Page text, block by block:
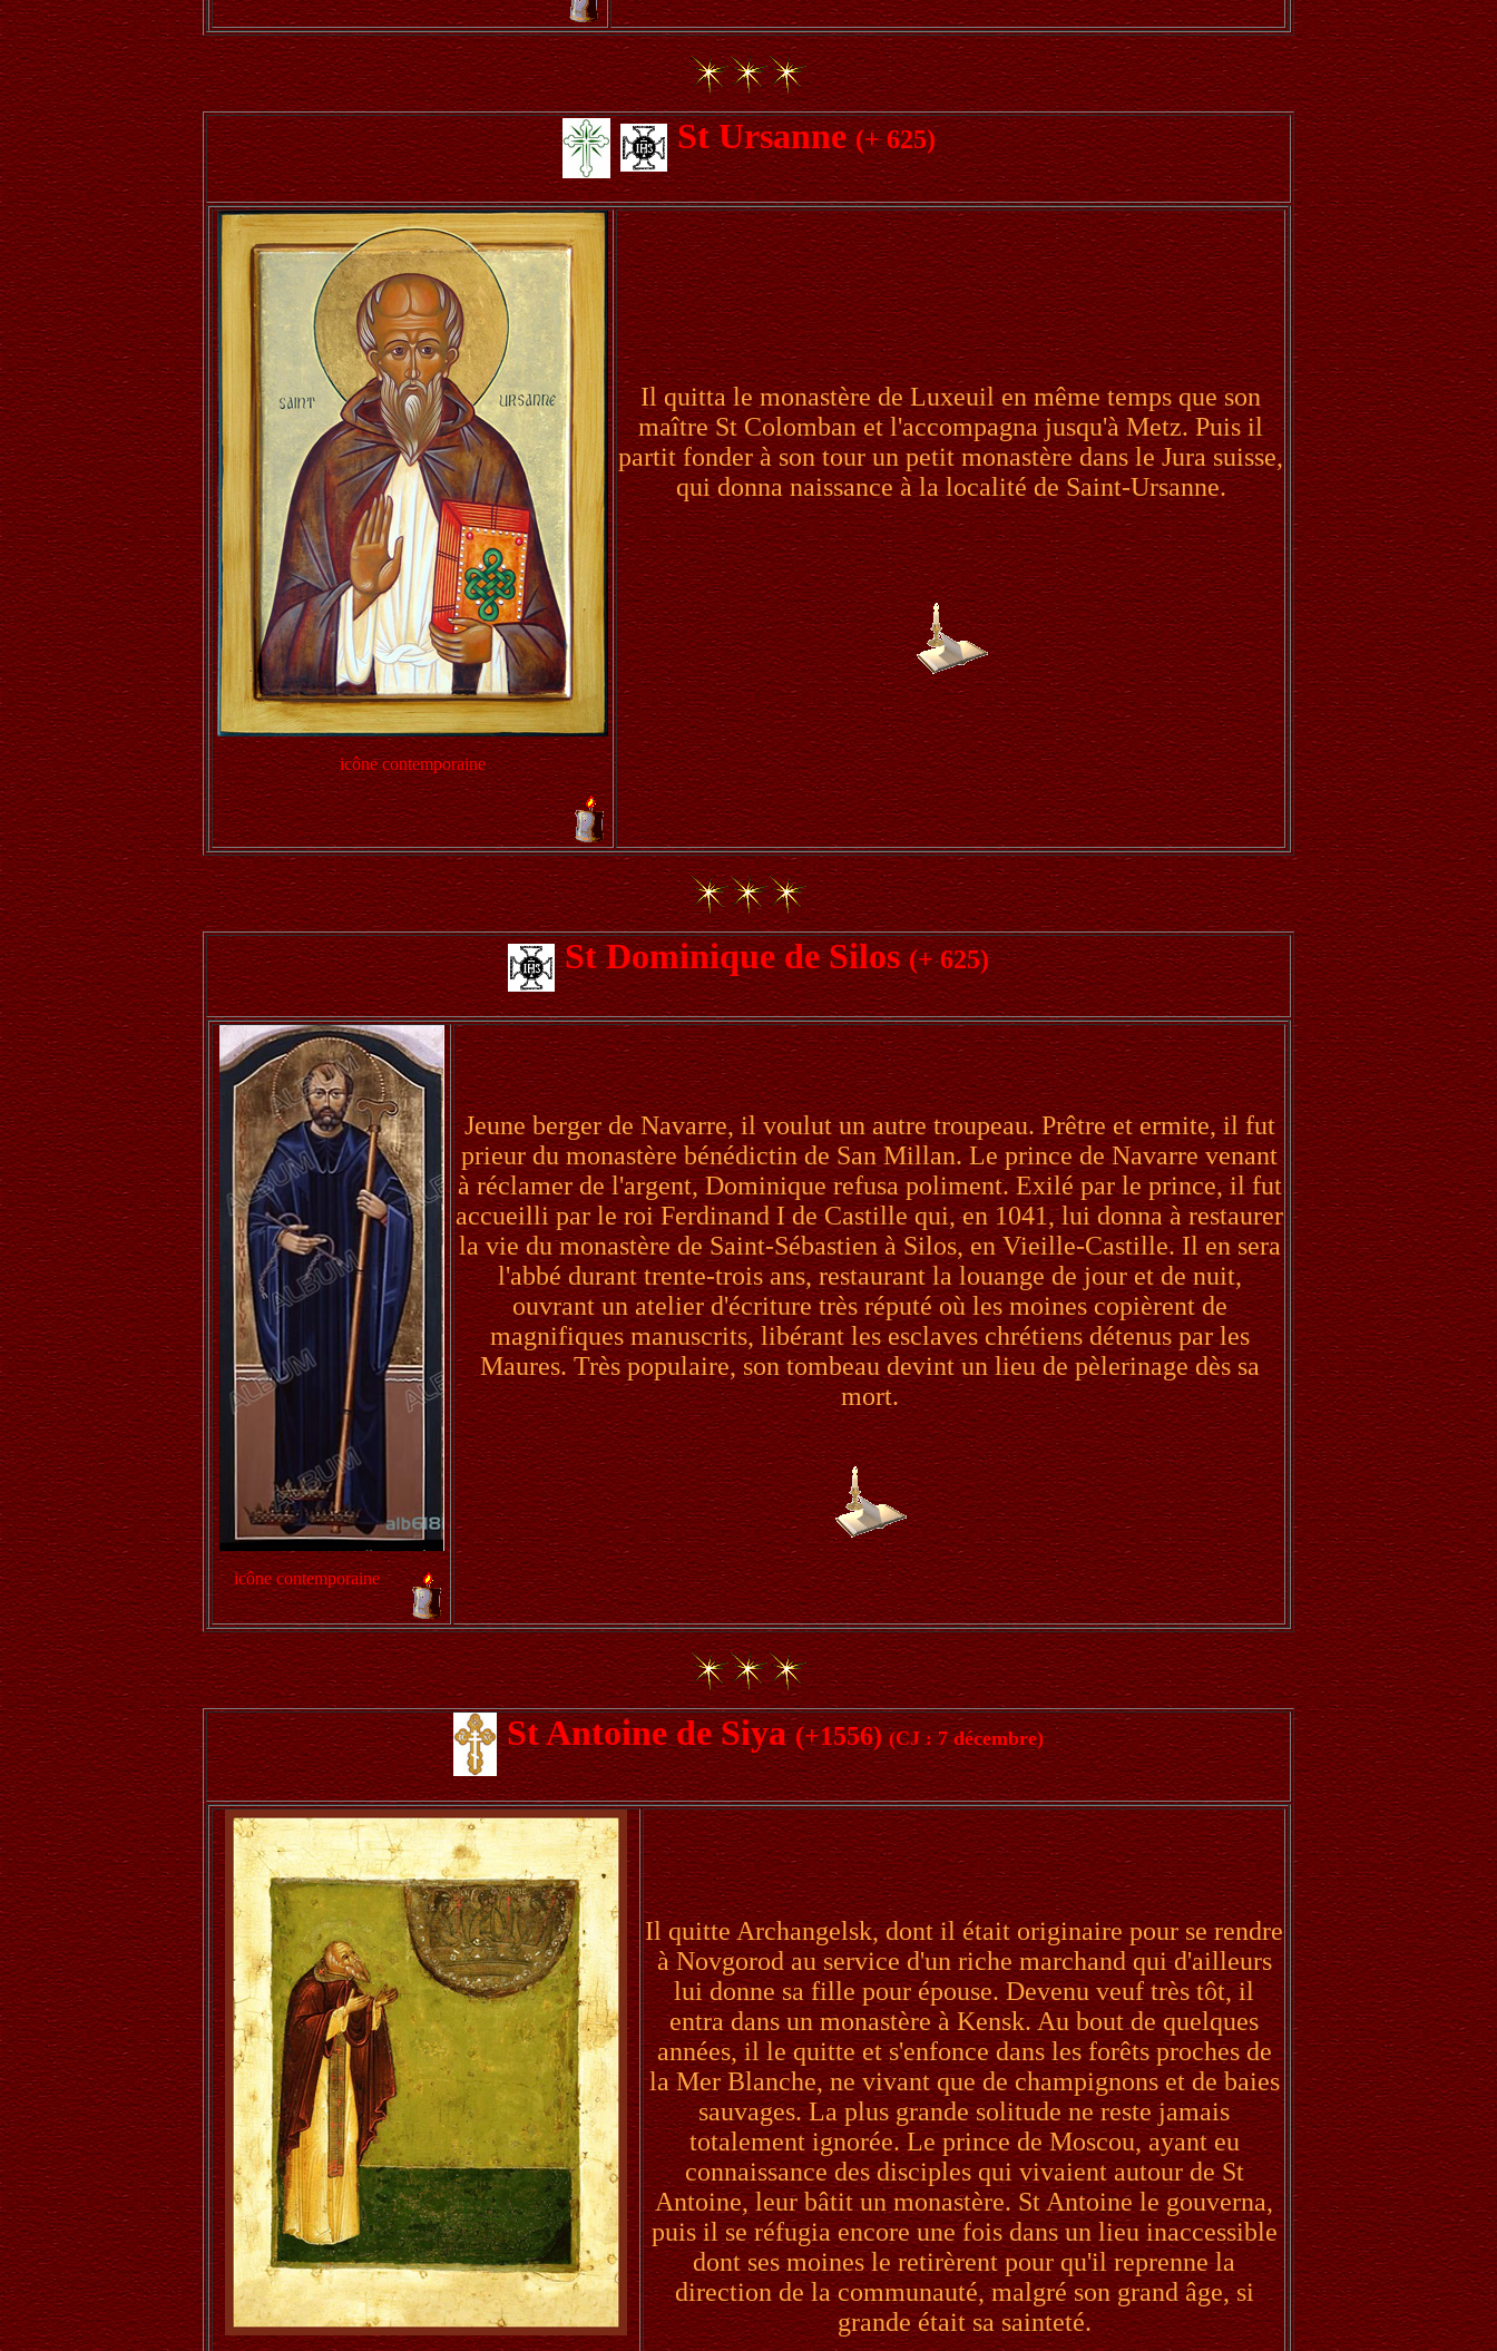
St Ursanne(+ 625)
icône contemporaine
Il quitta le monastère de Luxeuil en même temps que son
maître St Colomban et l'accompagna jusqu'à Metz. Puis il
partit fonder à son tour un petit monastère dans le Jura suisse,
qui donna naissance à la localité de Saint-Ursanne.
St Dominique de Silos(+ 625)
icône contemporaine
Jeune berger de Navarre, il voulut un autre troupeau. Prêtre et ermite, il fut
prieur du monastère bénédictin de San Millan. Le prince de Navarre venant
à réclamer de l'argent, Dominique refusa poliment. Exilé par le prince, il fut
accueilli par le roi Ferdinand I de Castille qui, en 1041, lui donna à restaurer
la vie du monastère de Saint-Sébastien à Silos, en Vieille-Castille. Il en sera
l'abbé durant trente-trois ans, restaurant la louange de jour et de nuit,
ouvrant un atelier d'écriture très réputé où les moines copièrent de
magnifiques manuscrits, libérant les esclaves chrétiens détenus par les
Maures. Très populaire, son tombeau devint un lieu de pèlerinage dès sa
mort.
St Antoine de Siya(+1556)(CJ : 7 décembre)
Il quitte Archangelsk, dont il était originaire pour se rendre
à Novgorod au service d'un riche marchand qui d'ailleurs
lui donne sa fille pour épouse. Devenu veuf très tôt, il
entra dans un monastère à Kensk. Au bout de quelques
années, il le quitte et s'enfonce dans les forêts proches de
la Mer Blanche, ne vivant que de champignons et de baies
sauvages. La plus grande solitude ne reste jamais
totalement ignorée. Le prince de Moscou, ayant eu
connaissance des disciples qui vivaient autour de St
Antoine, leur bâtit un monastère. St Antoine le gouverna,
puis il se réfugia encore une fois dans un lieu inaccessible
dont ses moines le retirèrent pour qu'il reprenne la
direction de la communauté, malgré son grand âge, si
grande était sa sainteté.